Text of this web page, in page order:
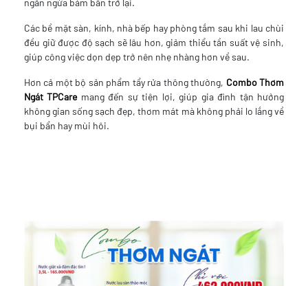
ngăn ngừa bám bẩn trở lại.
Các bề mặt sàn, kính, nhà bếp hay phòng tắm sau khi lau chùi
đều giữ được độ sạch sẽ lâu hơn, giảm thiểu tần suất vệ sinh,
giúp công việc dọn dẹp trở nên nhẹ nhàng hơn về sau.
Hơn cả một bộ sản phẩm tẩy rửa thông thường, Combo Thơm
Ngát TPCaremang đến sự tiện lợi, giúp gia đình tận hưởng
không gian sống sạch đẹp, thơm mát mà không phải lo lắng về
bụi bẩn hay mùi hôi.